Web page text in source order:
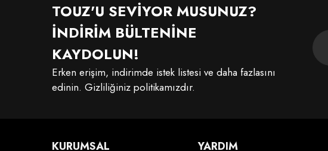
TOUZ'U SEVİYOR MUSUNUZ?
İNDİRİM BÜLTENİNE
KAYDOLUN!
Erken erişim, indirimde istek listesi ve daha fazlasını
edinin. Gizliliğiniz politikamızdır.
KURUMSAL YARDIM